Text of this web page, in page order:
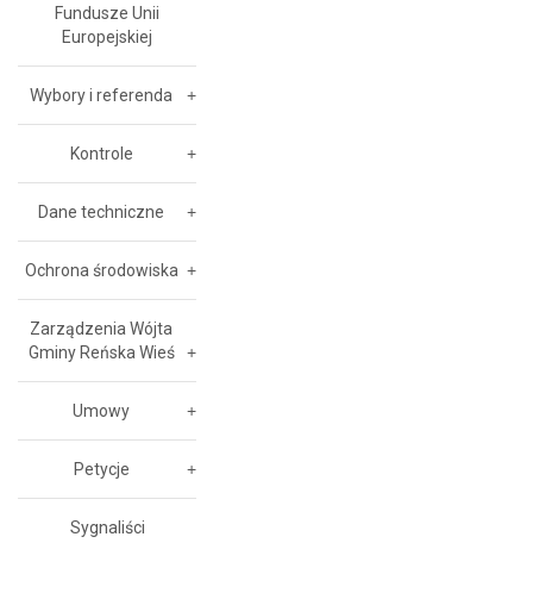
Fundusze Unii
Europejskiej
Wybory i referenda
Kontrole
Dane techniczne
Ochrona środowiska
Zarządzenia Wójta
Gminy Reńska Wieś
Umowy
Petycje
Sygnaliści